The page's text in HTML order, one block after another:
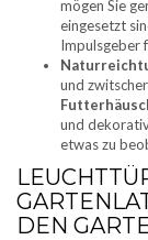
mögen Sie
eingesetzt
Impulsgeber
und
und
etwas zu
DEN